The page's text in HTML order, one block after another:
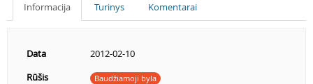
Informacija Turinys Komentarai
Data
2012-02-10
Rūšis
Baudžiamoji byla